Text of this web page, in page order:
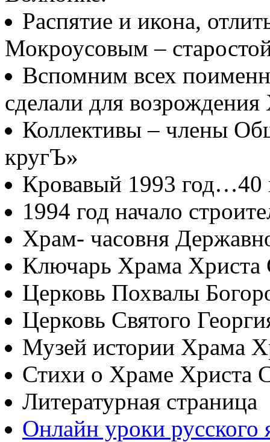
Распятие и икона,
Мокроусовым –
Вспомним всех
сделали для
Коллективы – члены
кругЪ»
Кровавый 1993
1994 год начало
Храм- часовня
Ключарь Храма Христа
Церковь Похвалы
Церковь Святого
Музей истории Храма
Стихи о Храме Христа
Литературная страница
Онлайн уроки русского